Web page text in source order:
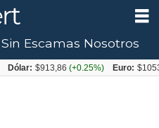
Sin Escamas Nosotros
$913,86(+0.25%) Euro: $1053,08 (-